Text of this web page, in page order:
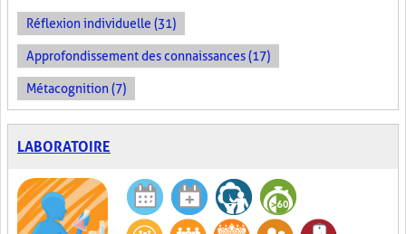
Réflexion individuelle (31)
Approfondissement des connaissances (17)
Métacognition (7)
LABORATOIRE